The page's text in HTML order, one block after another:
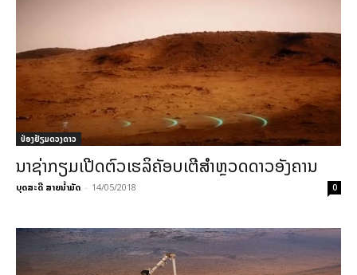
ປ່ອງຢ້ຽມດວງດາວ
ນາຊ່າກຽມເປີດຕົວເຮລິຄັອບເຕີສຳຫຼວດດາວອັງຄານ
ບຸດສະດີ ສາຍນ້ຳມັດ - 14/05/2018 0